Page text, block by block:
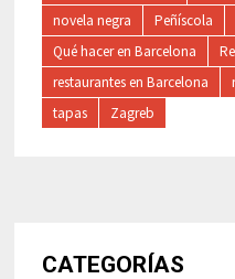
novela negra
Peñíscola
Qué hacer en Barcelona
restaurantes en Barcelona
tapas
Zagreb
CATEGORÍAS